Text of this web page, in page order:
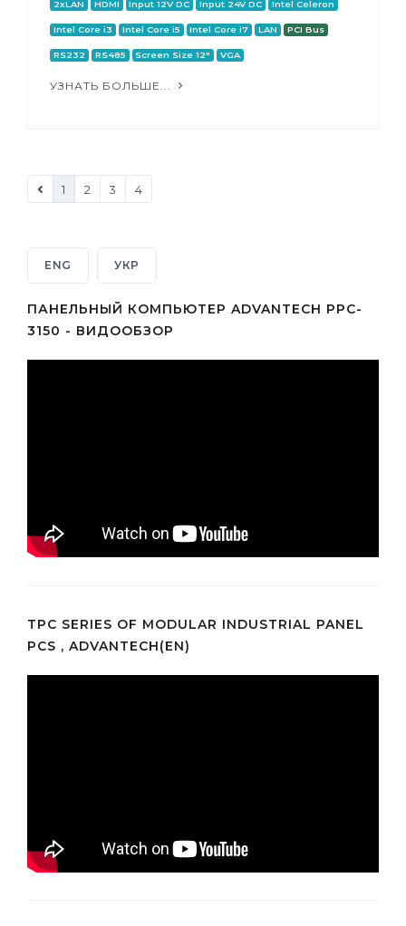
2xLAN HDMI Input 12V DC Input 24V DC Intel Celeron
Intel Core i3 Intel Core i5 Intel Core i7 LAN PCI Bus
RS232 RS485 Screen Size 12" VGA
УЗНАТЬ БОЛЬШЕ...
1 2 3 4
ENG УКР
ПАНЕЛЬНЫЙ КОМПЬЮТЕР ADVANTECH PPC-
3150 - ВИДООБЗОР
TPC SERIES OF MODULAR INDUSTRIAL PANEL
PCS , ADVANTECH(EN)